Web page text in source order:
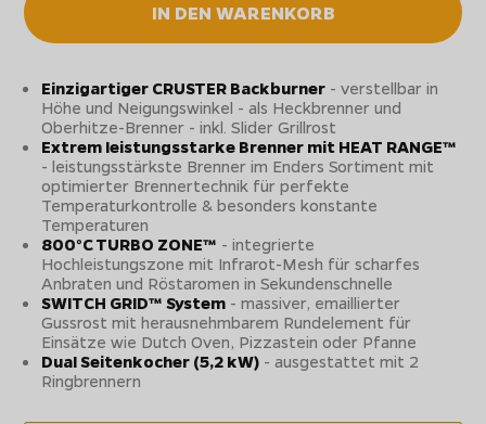
IN DEN WARENKORB
Einzigartiger CRUSTER Backburner - verstellbar in
Höhe und Neigungswinkel - als Heckbrenner und
Oberhitze-Brenner - inkl. Slider Grillrost
Extrem leistungsstarke Brenner mit HEAT RANGE™
- leistungsstärkste Brenner im Enders Sortiment mit
optimierter Brennertechnik für perfekte
Temperaturkontrolle & besonders konstante
Temperaturen
800°C TURBO ZONE™ - integrierte
Hochleistungszone mit Infrarot-Mesh für scharfes
Anbraten und Röstaromen in Sekundenschnelle
SWITCH GRID™ System - massiver, emaillierter
Gussrost mit herausnehmbarem Rundelement für
Einsätze wie Dutch Oven, Pizzastein oder Pfanne
Dual Seitenkocher (5,2 kW) - ausgestattet mit 2
Ringbrennern